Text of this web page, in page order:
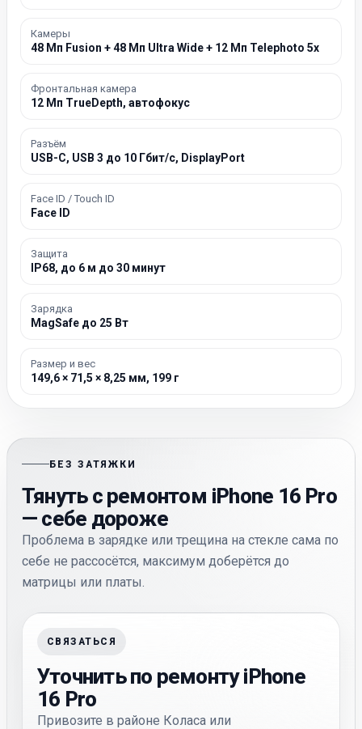
Камеры
48 Мп Fusion + 48 Мп Ultra Wide + 12 Мп Telephoto 5x
Фронтальная камера
12 Мп TrueDepth, автофокус
Разъём
USB-C, USB 3 до 10 Гбит/с, DisplayPort
Face ID / Touch ID
Face ID
Защита
IP68, до 6 м до 30 минут
Зарядка
MagSafe до 25 Вт
Размер и вес
149,6 × 71,5 × 8,25 мм, 199 г
БЕЗ ЗАТЯЖКИ
Тянуть с ремонтом iPhone 16 Pro
— себе дороже
Проблема в зарядке или трещина на стекле сама по
себе не рассосётся, максимум доберётся до
матрицы или платы.
СВЯЗАТЬСЯ
Уточнить по ремонту iPhone
16 Pro
Привозите в районе Коласа или